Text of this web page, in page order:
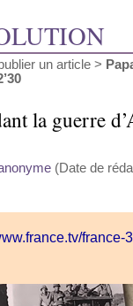
un article >
la guerre
(Date de